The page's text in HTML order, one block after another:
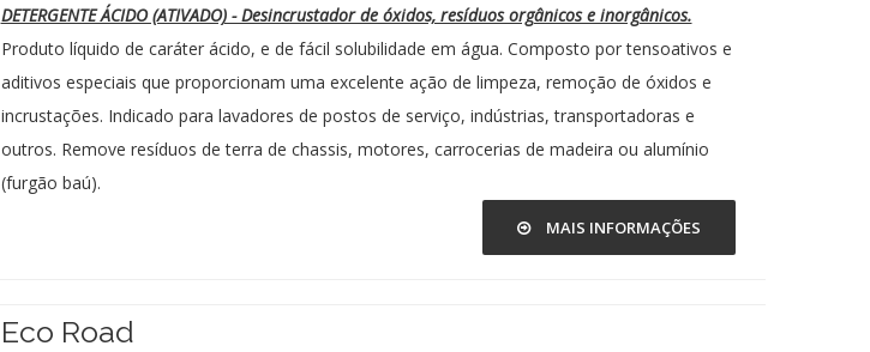
DETERGENTE ÁCIDO (ATIVADO) - Desincrustador de óxidos, resíduos orgânicos e inorgânicos.
Produto líquido de caráter ácido, e de fácil solubilidade em água. Composto por tensoativos e
aditivos especiais que proporcionam uma excelente ação de limpeza, remoção de óxidos e
incrustações. Indicado para lavadores de postos de serviço, indústrias, transportadoras e
outros. Remove resíduos de terra de chassis, motores, carrocerias de madeira ou alumínio
(furgão baú).
MAIS INFORMAÇÕES
Eco Road